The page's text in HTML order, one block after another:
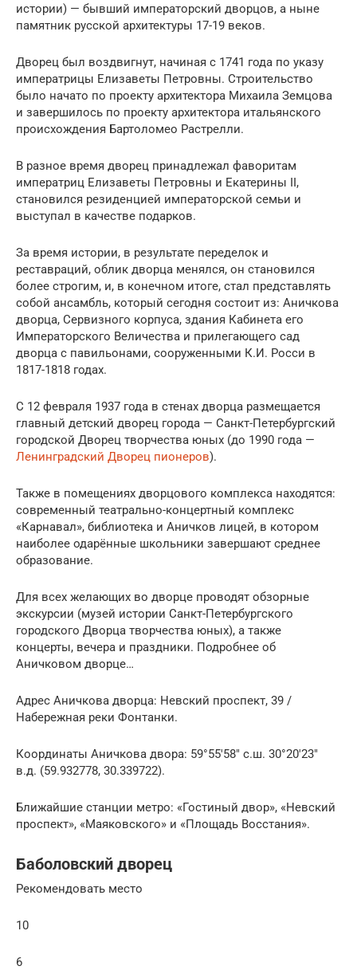
истории) — бывший императорский дворцов, а ныне
памятник русской архитектуры 17-19 веков.
Дворец был воздвигнут, начиная с 1741 года по указу
императрицы Елизаветы Петровны. Строительство
было начато по проекту архитектора Михаила Земцова
и завершилось по проекту архитектора итальянского
происхождения Бартоломео Растрелли.
В разное время дворец принадлежал фаворитам
императриц Елизаветы Петровны и Екатерины II,
становился резиденцией императорской семьи и
выступал в качестве подарков.
За время истории, в результате переделок и
реставраций, облик дворца менялся, он становился
более строгим, и, в конечном итоге, стал представлять
собой ансамбль, который сегодня состоит из: Аничкова
дворца, Сервизного корпуса, здания Кабинета его
Императорского Величества и прилегающего сад
дворца с павильонами, сооруженными К.И. Росси в
1817-1818 годах.
С 12 февраля 1937 года в стенах дворца размещается
главный детский дворец города — Санкт-Петербургский
городской Дворец творчества юных (до 1990 года —
Ленинградский Дворец пионеров).
Также в помещениях дворцового комплекса находятся:
современный театрально-концертный комплекс
«Карнавал», библиотека и Аничков лицей, в котором
наиболее одарённые школьники завершают среднее
образование.
Для всех желающих во дворце проводят обзорные
экскурсии (музей истории Санкт-Петербургского
городского Дворца творчества юных), а также
концерты, вечера и праздники. Подробнее об
Аничковом дворце…
Адрес Аничкова дворца: Невский проспект, 39 /
Набережная реки Фонтанки.
Координаты Аничкова двора: 59°55′58″ с.ш. 30°20′23″
в.д. (59.932778, 30.339722).
Ближайшие станции метро: «Гостиный двор», «Невский
проспект», «Маяковского» и «Площадь Восстания».
Баболовский дворец
Рекомендовать место
10
6